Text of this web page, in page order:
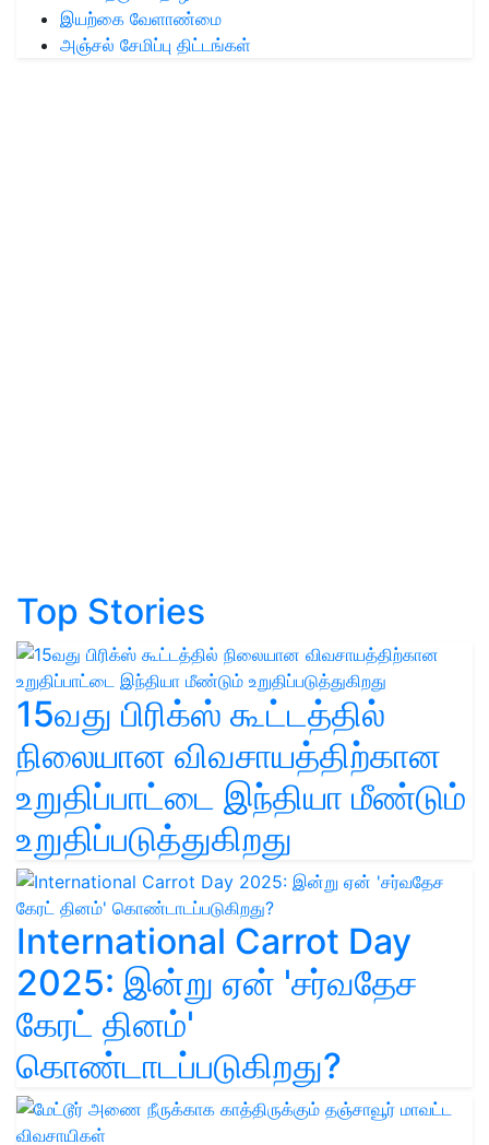
இயற்கை வேளாண்மை
அஞ்சல் சேமிப்பு திட்டங்கள்
Top Stories
15வது பிரிக்ஸ் கூட்டத்தில்
நிலையான விவசாயத்திற்கான
உறுதிப்பாட்டை இந்தியா மீண்டும்
உறுதிப்படுத்துகிறது
International Carrot Day
2025: இன்று ஏன் 'சர்வதேச
கேரட் தினம்'
கொண்டாடப்படுகிறது?